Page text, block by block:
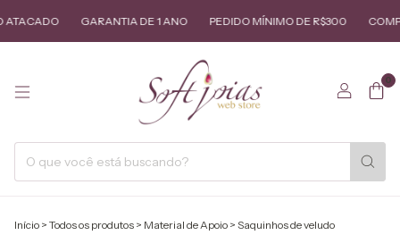
GARANTIA DE 1 ANO PEDIDO MÍNIMO DE R$300
0
Início > Todos os produtos > Material de Apoio > Saquinhos de veludo